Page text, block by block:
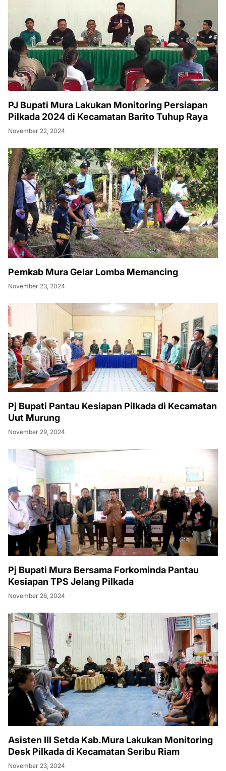
PJ Bupati Mura Lakukan Monitoring Persiapan
Pilkada 2024 di Kecamatan Barito Tuhup Raya
November 22, 2024
Pemkab Mura Gelar Lomba Memancing
November 23, 2024
Pj Bupati Pantau Kesiapan Pilkada di Kecamatan
Uut Murung
November 29, 2024
Pj Bupati Mura Bersama Forkominda Pantau
Kesiapan TPS Jelang Pilkada
November 26, 2024
Asisten III Setda Kab.Mura Lakukan Monitoring
Desk Pilkada di Kecamatan Seribu Riam
November 23, 2024